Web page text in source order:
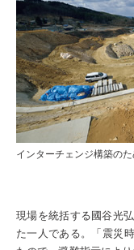
インターチェンジ構築のた
現場を統括する國谷光
た一人である。「震災